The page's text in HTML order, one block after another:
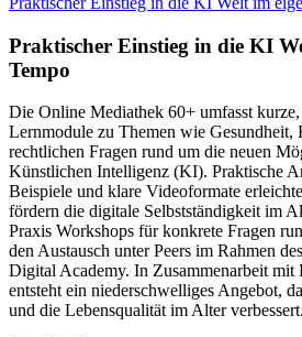
Praktischer Einstieg in die KI
Tempo
Die Online Mediathek 60+ umfasst
Lernmodule zu Themen wie Gesundheit,
rechtlichen Fragen rund um die neuen
Künstlichen Intelligenz (KI). Praktische
Beispiele und klare Videoformate
fördern die digitale Selbstständigkeit im
Praxis Workshops für konkrete Fragen
den Austausch unter Peers im Rahmen
Digital Academy. In Zusammenarbeit mit
entsteht ein niederschwelliges Angebot,
und die Lebensqualität im Alter verbessert.